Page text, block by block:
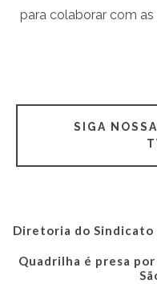
para colaborar com as
SIGA
Diretoria do Sindicato
Quadrilha é presa